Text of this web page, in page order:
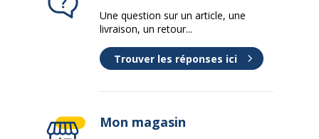
Une question sur un article, une
livraison, un retour...
Trouver les réponses ici
Mon magasin